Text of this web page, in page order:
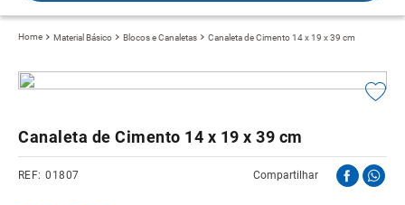
Material Básico Blocos e Canaletas Canaleta de Cimento 14 x 19 x 39 cm
Canaleta de Cimento 14 x 19 x 39 cm
01807 Compartilhar
2º porcelanato
5 º revestimento